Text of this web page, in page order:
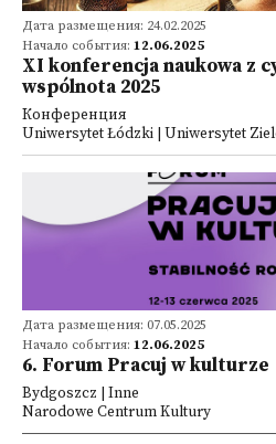
Дата размещения: 24.02.2025
Начало события: 12.06.2025
XI konferencja naukowa z
wspólnota 2025
Конференция
Uniwersytet Łódzki | Uniwersytet
Дата размещения: 07.05.2025
Начало события: 12.06.2025
6. Forum Pracuj w kulturze
Bydgoszcz | Inne
Narodowe Centrum Kultury